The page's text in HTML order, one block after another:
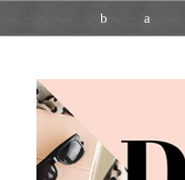
b a